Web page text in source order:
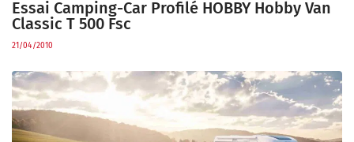
Essai Camping-Car Profilé HOBBY Hobby Van
Classic T 500 Fsc
21/04/2010